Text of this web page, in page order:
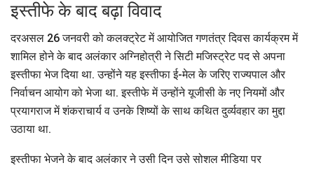
इस्तीफे के बाद बढ़ा विवाद
दरअसल 26 जनवरी को कलक्ट्रेट में आयोजित गणतंत्र दिवस कार्यक्रम में
शामिल होने के बाद अलंकार अग्निहोत्री ने सिटी मजिस्ट्रेट पद से अपना
इस्तीफा भेज दिया था. उन्होंने यह इस्तीफा ई-मेल के जरिए राज्यपाल और
निर्वाचन आयोग को भेजा था. इस्तीफे में उन्होंने यूजीसी के नए नियमों और
प्रयागराज में शंकराचार्य व उनके शिष्यों के साथ कथित दुर्व्यवहार का मुद्दा
उठाया था.
इस्तीफा भेजने के बाद अलंकार ने उसी दिन उसे सोशल मीडिया पर